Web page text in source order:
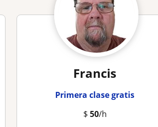
Francis
Primera clase gratis
$ 50/h